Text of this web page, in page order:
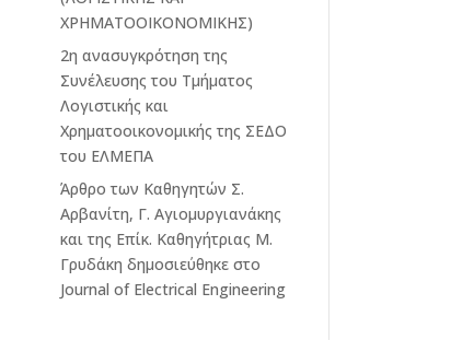
ΧΡΗΜΑΤΟΟΙΚΟΝΟΜΙΚΗΣ)
2η ανασυγκρότηση της
Συνέλευσης του Τμήματος
Λογιστικής και
Χρηματοοικονομικής της ΣΕΔΟ
του ΕΛΜΕΠΑ
Άρθρο των Καθηγητών Σ.
Αρβανίτη, Γ. Αγιομυργιανάκης
και της Επίκ. Καθηγήτριας Μ.
Γρυδάκη δημοσιεύθηκε στο
Journal of Electrical Engineering